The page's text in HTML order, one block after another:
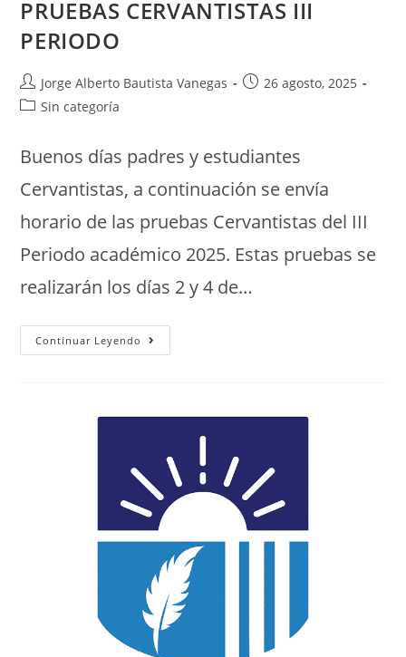
PRUEBAS CERVANTISTAS III
PERIODO
Jorge Alberto Bautista Vanegas
26 agosto, 2025
Sin categoría
Buenos días padres y estudiantes
Cervantistas, a continuación se envía
horario de las pruebas Cervantistas del III
Periodo académico 2025. Estas pruebas se
realizarán los días 2 y 4 de…
Continuar Leyendo